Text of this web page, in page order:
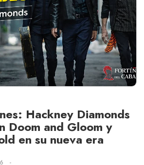
Hackney Diamonds
Doom and Gloom y
en su nueva era